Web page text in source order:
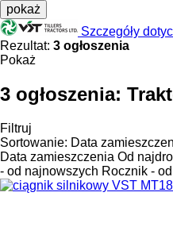
pokaż
Szczegóły
Rezultat: 3 ogłoszenia
Pokaż
3 ogłoszenia:
Filtruj
Sortowanie: Data
Data zamieszczenia Od
- od najnowszych Rocznik -